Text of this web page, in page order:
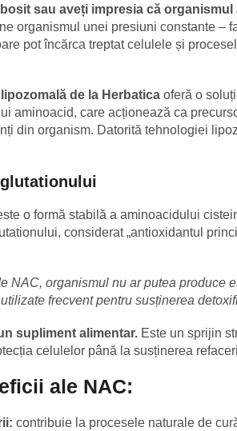
sau aveți impresia că organismul
organismul unei presiuni constante –
pot încărca treptat celulele și
de la Herbatica oferă o
aminoacid, care acționează ca
din organism. Datorită tehnologiei
o formă stabilă a aminoacidului
considerat „antioxidantul
NAC, organismul nu ar putea produce
frecvent pentru susținerea
supliment alimentar. Este un sprijin
celulelor până la susținerea
ale NAC:
contribuie la procesele naturale de